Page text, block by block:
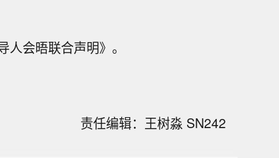
会晤联合声明》。
责任编辑：王树淼 SN242